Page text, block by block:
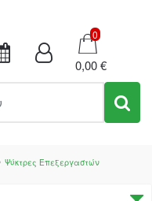
Καλάθι
0
0,00 €
Ψύκτρες Επεξεργαστών